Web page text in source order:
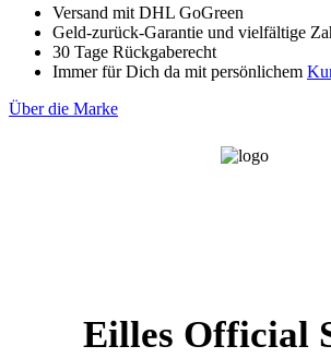
Versand mit DHL GoGreen
Geld-zurück-Garantie und vielfältige
30 Tage Rückgaberecht
Immer für Dich da mit persönlichem
Über die Marke
Eilles Official